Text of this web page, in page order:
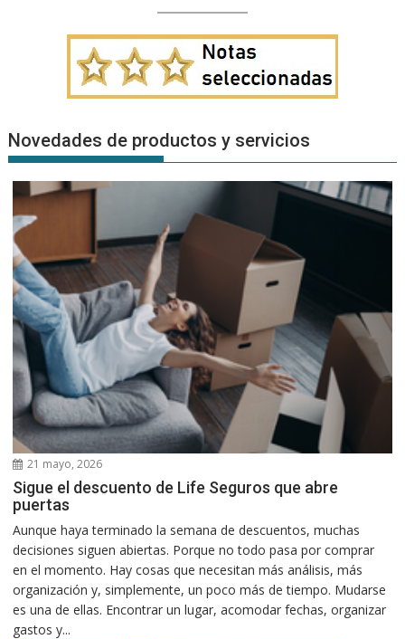
Novedades de productos y servicios
21 mayo, 2026
Sigue el descuento de Life Seguros que abre
puertas
Aunque haya terminado la semana de descuentos, muchas
decisiones siguen abiertas. Porque no todo pasa por comprar
en el momento. Hay cosas que necesitan más análisis, más
organización y, simplemente, un poco más de tiempo. Mudarse
es una de ellas. Encontrar un lugar, acomodar fechas, organizar
gastos y...